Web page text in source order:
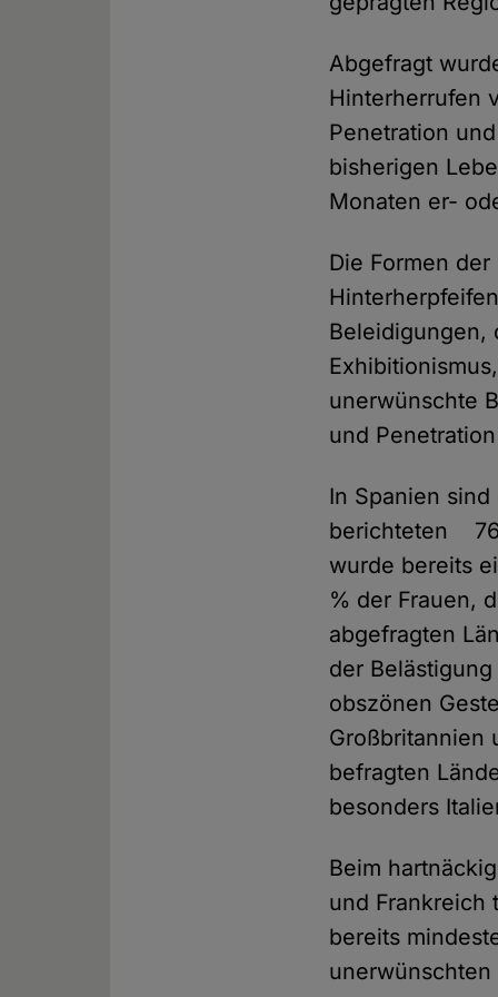
Abgefragt
Hinterherrufen
Penetration
bisherigen
Monaten er-
Die Formen
Beleidigungen,
unerwünschte
und
In Spanien
berichteten 76
wurde bereits
% der Frauen,
abgefragten
der
obszönen
Großbritannien
befragten
besonders
Beim
und Frankreich
bereits